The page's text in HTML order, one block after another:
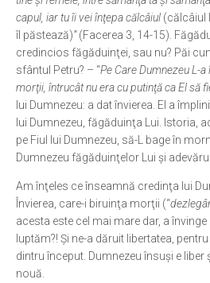
capul, iar tu îi vei înţepa călcâiul (călcâiul
îl păstează)”(Facerea 3, 14-15).
credincios făgăduinţei, sau nu? Păi
sfântul Petru? – “Pe Care Dumnezeu L-
morţii, întrucât nu era cu putinţă ca El să
lui Dumnezeu: a dat învierea. El a
lui Dumnezeu, făgăduinţa Lui. Istoria,
pe Fiul lui Dumnezeu, să-L bage în
Dumnezeu făgăduinţelor Lui şi adevărul
Am înţeles ce înseamnă credinţa lui
Învierea, care-i biruinţa morţii (“
acesta este cel mai mare dar, a
luptăm?! Şi ne-a dăruit libertatea,
dintru început. Dumnezeu însuşi e liber
nouă.